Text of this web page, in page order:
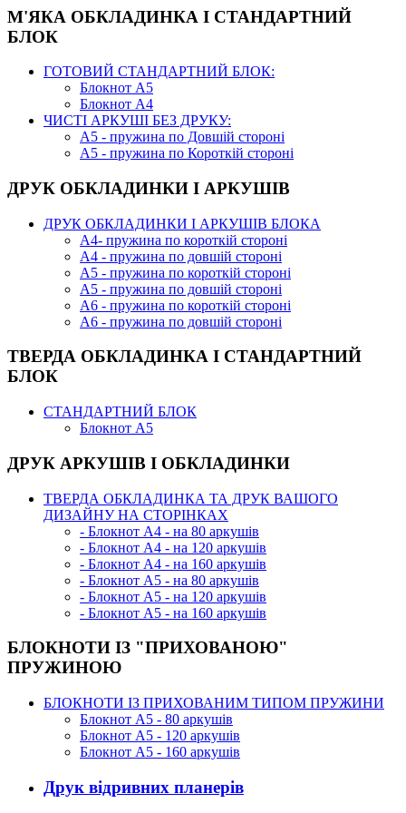
М'ЯКА ОБКЛАДИНКА І СТАНДАРТНИЙ
БЛОК
ГОТОВИЙ СТАНДАРТНИЙ БЛОК:
Блокнот А5
Блокнот А4
ЧИСТІ АРКУШІ БЕЗ ДРУКУ:
А5 - пружина по Довшій стороні
А5 - пружина по Короткій стороні
ДРУК ОБКЛАДИНКИ І АРКУШІВ
ДРУК ОБКЛАДИНКИ І АРКУШІВ БЛОКА
А4- пружина по короткій стороні
А4 - пружина по довшій стороні
А5 - пружина по короткій стороні
А5 - пружина по довшій стороні
А6 - пружина по короткій стороні
А6 - пружина по довшій стороні
ТВЕРДА ОБКЛАДИНКА І СТАНДАРТНИЙ
БЛОК
СТАНДАРТНИЙ БЛОК
Блокнот А5
ДРУК АРКУШІВ І ОБКЛАДИНКИ
ТВЕРДА ОБКЛАДИНКА ТА ДРУК ВАШОГО
ДИЗАЙНУ НА СТОРІНКАХ
- Блокнот А4 - на 80 аркушів
- Блокнот А4 - на 120 аркушів
- Блокнот А4 - на 160 аркушів
- Блокнот А5 - на 80 аркушів
- Блокнот А5 - на 120 аркушів
- Блокнот А5 - на 160 аркушів
БЛОКНОТИ ІЗ "ПРИХОВАНОЮ"
ПРУЖИНОЮ
БЛОКНОТИ ІЗ ПРИХОВАНИМ ТИПОМ ПРУЖИНИ
Блокнот А5 - 80 аркушів
Блокнот А5 - 120 аркушів
Блокнот А5 - 160 аркушів
Друк відривних планерів